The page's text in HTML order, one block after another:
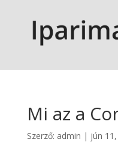
Mi az a
Szerző: admin | jún